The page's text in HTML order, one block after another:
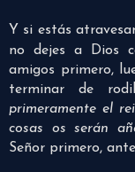
Y si estás
no dejes a Dios
amigos primero,
terminar de
primeramente el
cosas os serán
Señor primero,